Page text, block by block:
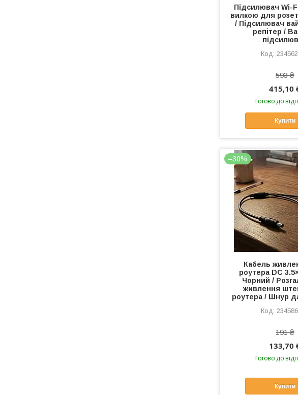
Підсилювач Wi-
вилкою для
/ Підсилювач
репітер /
593 ₴
415,10
Готово до
Купити
–30%
Кабель
роутера DC
Чорний /
живлення
роутера / Шнур
191 ₴
133,70
Готово до
Купити